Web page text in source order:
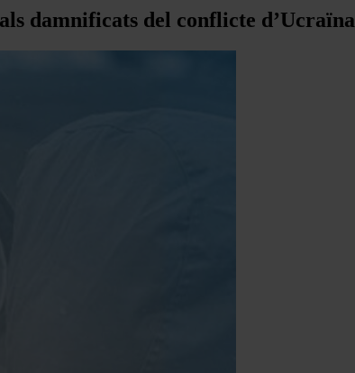
damnificats del conflicte d’Ucraïna